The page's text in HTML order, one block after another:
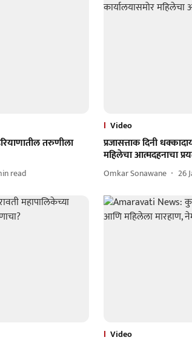
तरुणीला
read
Video
प्रजासत्ताक दिनी
महिलेचा आत्मदहनाचा
Omkar Sonawane 26
Video